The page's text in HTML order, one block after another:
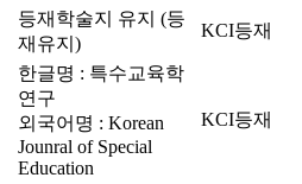
등재학술지 유지 (등
재유지)
KCI등재
한글명 : 특수교육학
연구
외국어명 : Korean
Jounral of Special
Education
KCI등재